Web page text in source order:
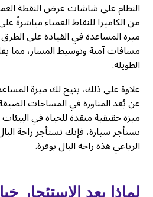
النظام على شاشات عرض النقطة
من الكاميرا للنقاط العمياء مباشرةً
ميزة المساعدة في القيادة على
مسافات آمنة وتوسيط المسار، مما
الطويلة.
علاوة على ذلك، يتيح لك ميزة
عن بُعد المناورة في المساحات
ميزة حقيقية منقذة للحياة في
تستأجر سيارة، فإنك تستأجر راحة
الرباعي هذه راحة البال بوفرة.
لماذا يعد الاستئجار